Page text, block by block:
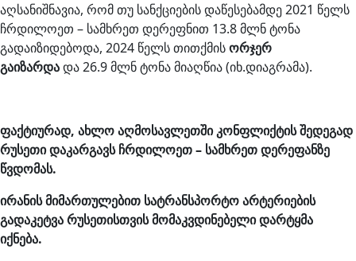
აღსანიშნავია, რომ თუ სანქციების დაწესებამდე 2021 წელს
ჩრდილოეთ – სამხრეთ დერეფნით 13.8 მლნ ტონა
გადაიზიდებოდა, 2024 წელს თითქმისორჯერ
გაიზარდადა 26.9 მლნ ტონა მიაღწია (იხ.დიაგრამა).
ფაქტიურად, ახლო აღმოსავლეთში კონფლიქტის შედეგად
რუსეთი დაკარგავს ჩრდილოეთ – სამხრეთ დერეფანზე
წვდომას.
ირანისმიმართულებით სატრანსპორტოარტერიების
გადაკეტვარუსეთისთვისმომაკვდინებელიდარტყმა
იქნება.